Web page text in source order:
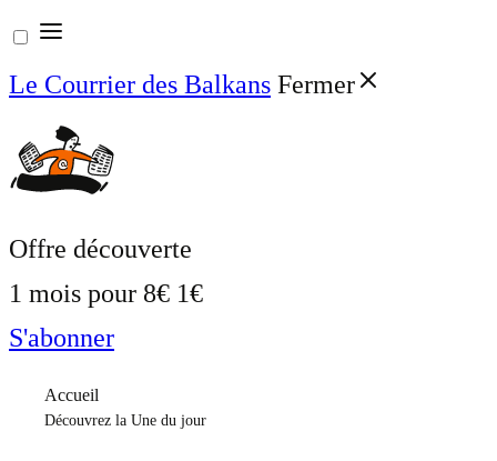
Aller
au
contenu
Le Courrier des Balkans Fermer
Offre découverte
1 mois pour 8€ 1€
S'abonner
Accueil
Découvrez la Une du jour